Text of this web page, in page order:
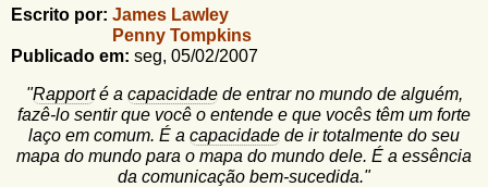
o
M
n
r
m
u
l
á
u
s
o
o
Escrito por: James Lawley
Penny Tompkins
Publicado em: seg, 05/02/2007
"Rapporté a capacidadede entrar no mundo de alguém,
fazê-lo sentir que você o entende e que vocês têm um forte
laço em comum. É a capacidade de ir totalmente do seu
mapa do mundo para o mapa do mundo dele. É a essência
da comunicação bem-sucedida."